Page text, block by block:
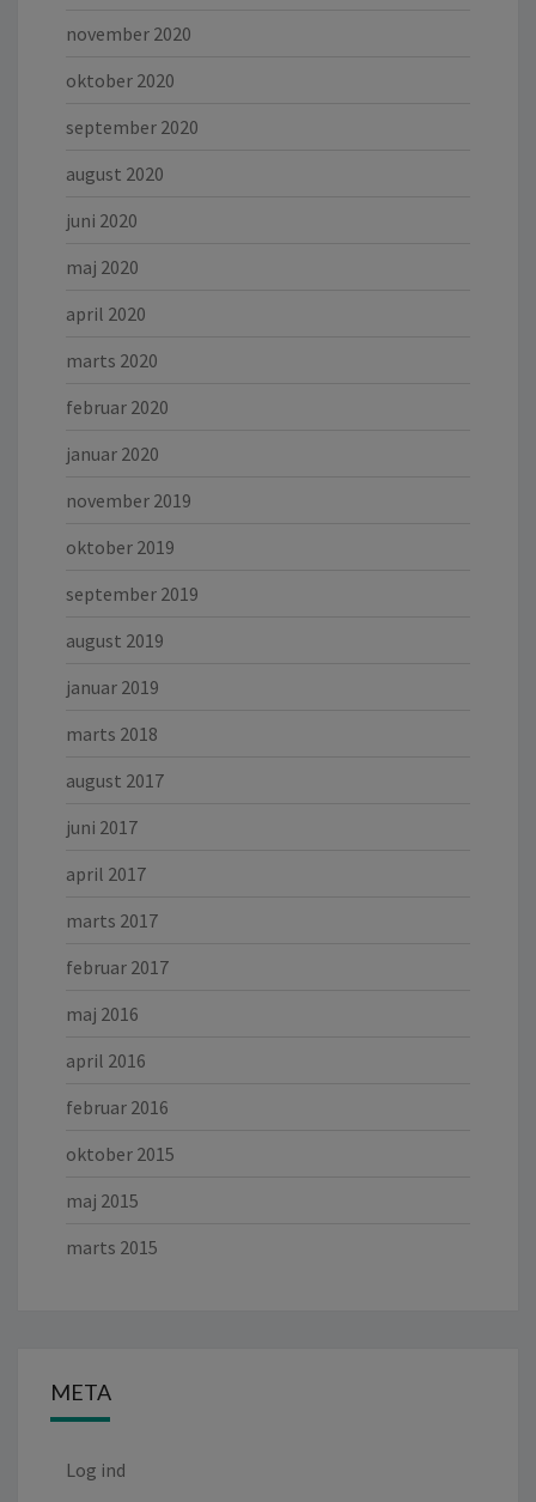
november 2020
oktober 2020
september 2020
august 2020
juni 2020
maj 2020
april 2020
marts 2020
februar 2020
januar 2020
november 2019
oktober 2019
september 2019
august 2019
januar 2019
marts 2018
august 2017
juni 2017
april 2017
marts 2017
februar 2017
maj 2016
april 2016
februar 2016
oktober 2015
maj 2015
marts 2015
META
Log ind